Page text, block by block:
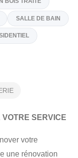
VOTRE SERVICE
votre
une rénovation